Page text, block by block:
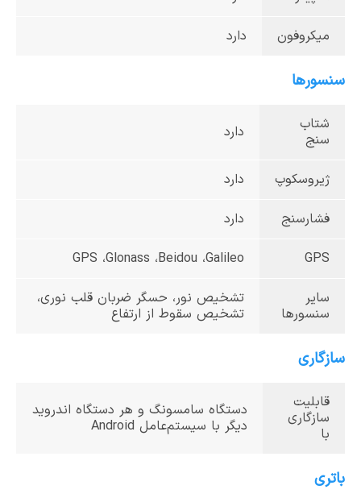
میکروفون دارد
سنسورها
شتاب
سنج
دارد
ژیروسکوپ دارد
فشارسنج دارد
GPS GPS ،Glonass ،Beidou ،Galileo
سایر
سنسورها
تشخیص نور، حسگر ضربان قلب نوری،
تشخیص سقوط از ارتفاع
سازگاری
قابلیت
سازگاری
با
دستگاه سامسونگ و هر دستگاه اندروید
دیگر با سیستم‌عامل Android
باتری